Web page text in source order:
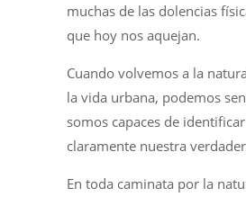
muchas de las dolencias
que hoy nos aquejan.
Cuando volvemos a la
la vida urbana, podemos
somos capaces de
claramente nuestra
En toda caminata por la